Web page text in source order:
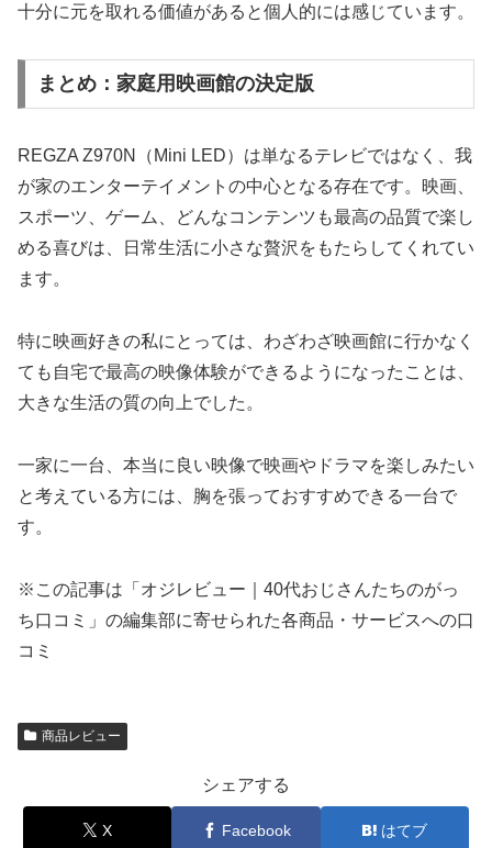
十分に元を取れる価値があると個人的には感じています。
まとめ：家庭用映画館の決定版
REGZA Z970N（Mini LED）は単なるテレビではなく、我
が家のエンターテイメントの中心となる存在です。映画、
スポーツ、ゲーム、どんなコンテンツも最高の品質で楽し
める喜びは、日常生活に小さな贅沢をもたらしてくれてい
ます。
特に映画好きの私にとっては、わざわざ映画館に行かなく
ても自宅で最高の映像体験ができるようになったことは、
大きな生活の質の向上でした。
一家に一台、本当に良い映像で映画やドラマを楽しみたい
と考えている方には、胸を張っておすすめできる一台で
す。
※この記事は「オジレビュー｜40代おじさんたちのがっ
ち口コミ」の編集部に寄せられた各商品・サービスへの口
コミ
商品レビュー
シェアする
X Facebook はてブ